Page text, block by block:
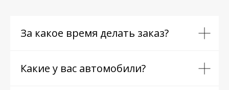
За какое время делать заказ?
Какие у вас автомобили?